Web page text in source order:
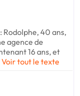
Rodolphe, 40 ans,
agence de
16 ans, et
Voir tout le texte